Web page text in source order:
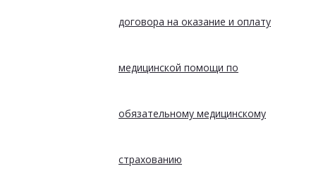
договора на оказание и оплату
медицинской помощи по
обязательному медицинскому
страхованию